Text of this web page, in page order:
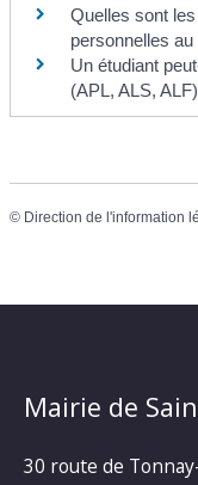
Quelles sont
personnelles
Un étudiant
(APL, ALS,
© Direction de l'information
Mairie de
30 route de